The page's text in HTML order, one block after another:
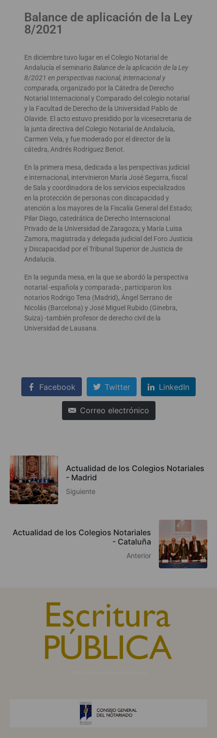
Balance de aplicación de la Ley
8/2021
En diciembre tuvo lugar en el Colegio Notarial de
Andalucía el seminario Balance de la aplicación de la Ley
8/2021 en perspectivas nacional, internacional y
comparada, organizado por la Cátedra de Derecho
Notarial Internacional y Comparado del colegio notarial
y la Facultad de Derecho de la Universidad Pablo de
Olavide. El acto estuvo presidido por la vicesecretaria de
la junta directiva del Colegio Notarial de Andalucía,
Carmen Vela, y fue moderado por el director de la
cátedra, Andrés Rodríguez Benot.
En la primera mesa, dedicada a las perspectivas judicial
e internacional, intervinieron María José Segarra, fiscal
de Sala y coordinadora de los servicios especializados
en la protección de personas con discapacidad y
atención a los mayores de la Fiscalía General del Estado;
Pilar Diago, catedrática de Derecho Internacional
Privado de la Universidad de Zaragoza; y María Luisa
Zamora, magistrada y delegada judicial del Foro Justicia
y Discapacidad por el Tribunal Superior de Justicia de
Andalucía.
En la segunda mesa, en la que se abordó la perspectiva
notarial -española y comparada-, participaron los
notarios Rodrigo Tena (Madrid), Ángel Serrano de
Nicolás (Barcelona) y José Miguel Rubido (Ginebra,
Suiza) -también profesor de derecho civil de la
Universidad de Lausana.
Facebook Twitter LinkedIn
Correo electrónico
Actualidad de los Colegios Notariales
- Madrid
Siguiente
Actualidad de los Colegios Notariales
- Cataluña
Anterior